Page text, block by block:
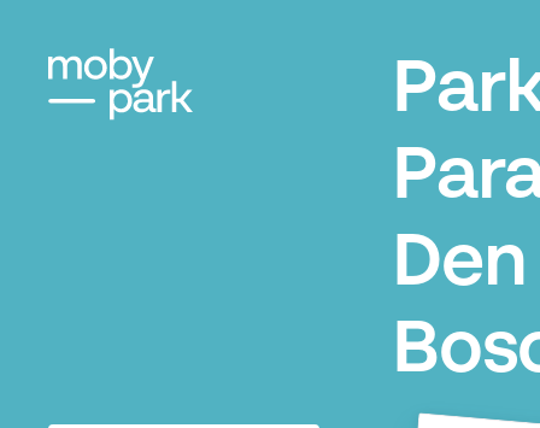
Den